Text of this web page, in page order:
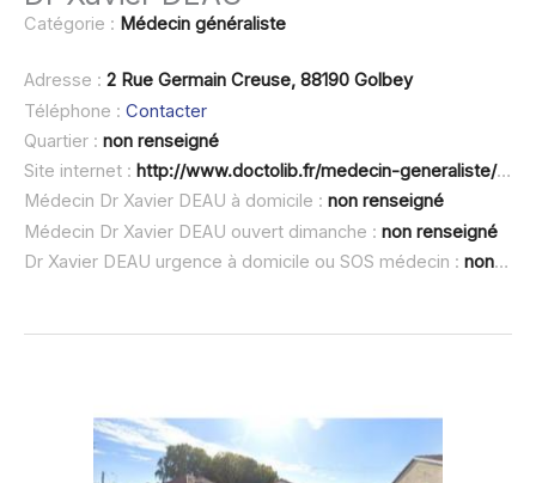
Catégorie : Médecin généraliste
Adresse : 2 Rue Germain Creuse, 88190 Golbey
Téléphone : Contacter
Quartier : non renseigné
Site internet : http://www.doctolib.fr/medecin-generaliste/golbey/xavier-deau
Médecin Dr Xavier DEAU à domicile : non renseigné
Médecin Dr Xavier DEAU ouvert dimanche : non renseigné
Dr Xavier DEAU urgence à domicile ou SOS médecin : non renseigné